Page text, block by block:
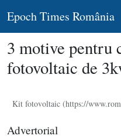
Epoch Times România
3 motive pentru
fotovoltaic de
Kit fotovoltaic (https://
Advertorial